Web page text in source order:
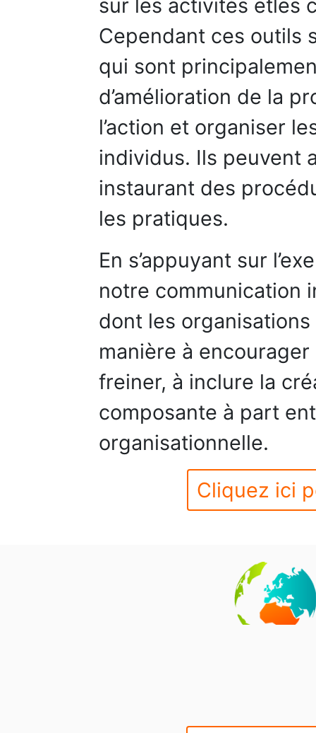
sur les activités etles
Cependant ces outils
qui sont
d’amélioration de la
l’action et organiser
individus. Ils peuvent
instaurant des
les pratiques.
En s’appuyant sur
notre communication
dont les
manière à
freiner, à inclure la
composante à part
organisationnelle.
Cliquez ici